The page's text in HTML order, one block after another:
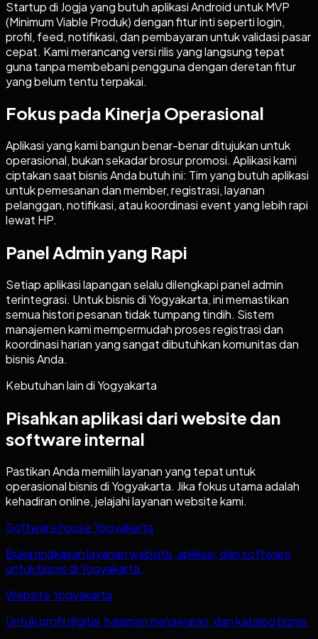
Startup di Jogja yang butuh aplikasi Android untuk MVP
(Minimum Viable Produk) dengan fitur inti seperti login,
profil, feed, notifikasi, dan pembayaran untuk validasi pasar
cepat. Kami merancang versi rilis yang langsung tepat
guna tanpa membebani pengguna dengan deretan fitur
yang belum tentu terpakai.
Fokus pada Kinerja Operasional
Aplikasi yang kami bangun benar-benar ditujukan untuk
operasional, bukan sekadar brosur promosi. Aplikasi kami
ciptakan saat bisnis Anda butuh ini: Tim yang butuh aplikasi
untuk pemesanan dan member, registrasi, layanan
pelanggan, notifikasi, atau koordinasi event yang lebih rapi
lewat HP.
Panel Admin yang Rapi
Setiap aplikasi lapangan selalu dilengkapi panel admin
terintegrasi. Untuk bisnis di Yogyakarta, ini memastikan
semua histori pesanan tidak tumpang tindih. Sistem
manajemen kami mempermudah proses registrasi dan
koordinasi harian yang sangat dibutuhkan komunitas dan
bisnis Anda.
Kebutuhan lain diYogyakarta
Pisahkan aplikasi dari website dan
software internal
Pastikan Anda memilih layanan yang tepat untuk
operasional bisnis diYogyakarta. Jika fokus utama adalah
kehadiran online, jelajahi layanan website kami.
Software house Yogyakarta
Buka ringkasan layanan website, aplikasi, dan software
untuk bisnis di Yogyakarta.
Website Yogyakarta
Untuk profil digital, halaman penawaran, dan katalog bisnis.